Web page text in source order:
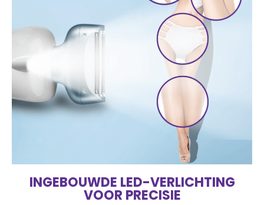
INGEBOUWDE LED-VERLICHTING
VOOR PRECISIE